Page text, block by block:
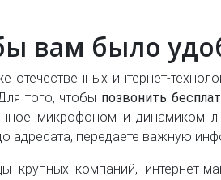
вам было
отечественных интернет-
того, чтобы позвонить
микрофоном и динамиком
адресата, передаете важную
крупных компаний,